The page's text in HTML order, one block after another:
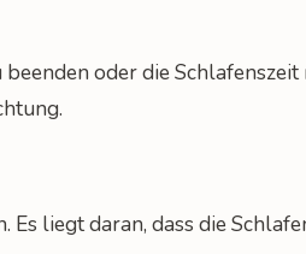
oder die
liegt daran, dass die